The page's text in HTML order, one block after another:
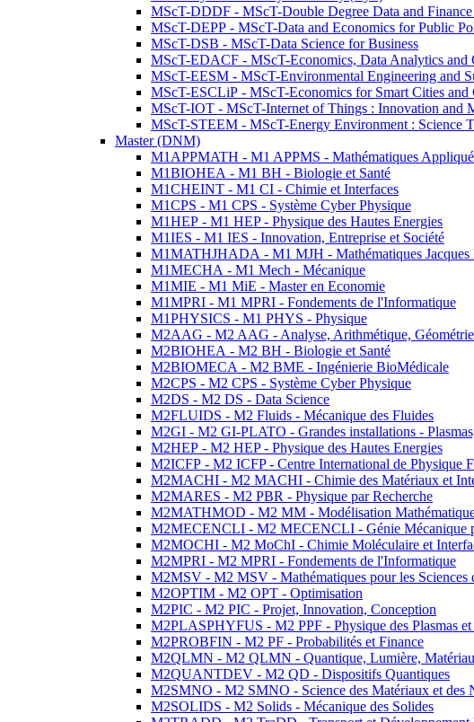
MScT-DDDF - MScT-Double Degree Data and
MScT-DEPP - MScT-Data and Economics for Public
MScT-DSB - MScT-Data Science for Business
MScT-EDACF - MScT-Economics, Data Analytics and
MScT-EESM - MScT-Environmental Engineering and
MScT-ESCLiP - MScT-Economics for Smart Cities and
MScT-IOT - MScT-Internet of Things : Innovation and
MScT-STEEM - MScT-Energy Environment : Science
Master (DNM)
M1APPMATH - M1 APPMS - Mathématiques
M1BIOHEA - M1 BH - Biologie et Santé
M1CHEINT - M1 CI - Chimie et Interfaces
M1CPS - M1 CPS - Système Cyber Physique
M1HEP - M1 HEP - Physique des Hautes Energies
M1IES - M1 IES - Innovation, Entreprise et Société
M1MATHJHADA - M1 MJH - Mathématiques Jacques
M1MECHA - M1 Mech - Mécanique
M1MIE - M1 MiE - Master en Economie
M1MPRI - M1 MPRI - Fondements de l'Informatique
M1PHYSICS - M1 PHYS - Physique
M2AAG - M2 AAG - Analyse, Arithmétique, Géométrie
M2BIOHEA - M2 BH - Biologie et Santé
M2BIOMECA - M2 BME - Ingénierie BioMédicale
M2CPS - M2 CPS - Système Cyber Physique
M2DS - M2 DS - Data Science
M2FLUIDS - M2 Fluids - Mécanique des Fluides
M2GI - M2 GI-PLATO - Grandes installations -
M2HEP - M2 HEP - Physique des Hautes Energies
M2ICFP - M2 ICFP - Centre International de Physique
M2MACHI - M2 MACHI - Chimie des Matériaux et
M2MARES - M2 PBR - Physique par Recherche
M2MATHMOD - M2 MM - Modélisation
M2MECENCLI - M2 MECENCLI - Génie Mécanique
M2MOCHI - M2 MoChI - Chimie Moléculaire et
M2MPRI - M2 MPRI - Fondements de l'Informatique
M2MSV - M2 MSV - Mathématiques pour les Sciences
M2OPTIM - M2 OPT - Optimisation
M2PIC - M2 PIC - Projet, Innovation, Conception
M2PLASPHYFUS - M2 PPF - Physique des Plasmas et
M2PROBFIN - M2 PF - Probabilités et Finance
M2QLMN - M2 QLMN - Quantique, Lumière,
M2QUANTDEV - M2 QD - Dispositifs Quantiques
M2SMNO - M2 SMNO - Science des Matériaux et des
M2SOLIDS - M2 Solids - Mécanique des Solides